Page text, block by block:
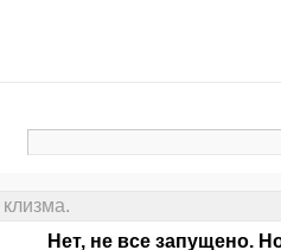
Нет, не все запущено.